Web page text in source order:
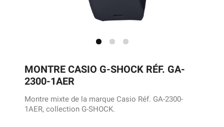
MONTRE CASIO G-SHOCK RÉF. GA-
2300-1AER
Montre mixte de la marque Casio Réf. GA-2300-
1AER, collection G-SHOCK.